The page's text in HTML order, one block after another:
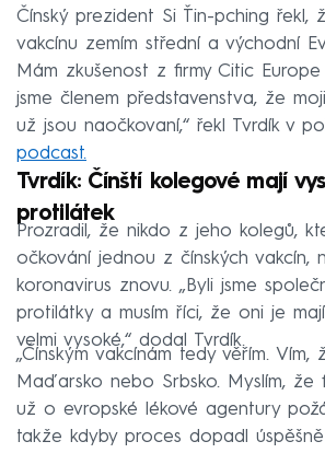
Čínský prezident Si Ťin-pching řekl,
vakcínu zemím střední a východní
Mám zkušenost z firmy Citic
jsme členem představenstva, že
už jsou naočkovaní,“ řekl Tvrdík v
podcast.
Tvrdík: Čínští kolegové mají
protilátek
Prozradil, že nikdo z jeho kolegů,
očkování jednou z čínských vakcín,
koronavirus znovu. „Byli jsme
protilátky a musím říci, že oni je
velmi vysoké,“ dodal Tvrdík.
„Čínským vakcínám tedy věřím.
Maďarsko nebo Srbsko. Myslím, že
už o evropské lékové agentury
takže kdyby proces dopadl